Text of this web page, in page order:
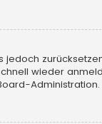
wieder
Administration.